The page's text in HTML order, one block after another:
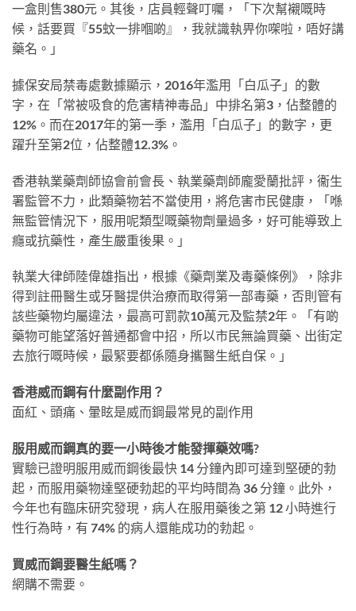
一盒則售380元。其後，店員輕聲叮囑，「下次幫襯嘅時
候，話要買『55蚊一排嗰啲』，我就識執畀你㗎啦，唔好講
藥名。」
據保安局禁毒處數據顯示，2016年濫用「白瓜子」的數
字，在「常被吸食的危害精神毒品」中排名第3，佔整體的
12%。而在2017年的第一季，濫用「白瓜子」的數字，更
躍升至第2位，佔整體12.3%。
香港執業藥劑師協會前會長、執業藥劑師龐愛蘭批評，衞生
署監管不力，此類藥物若不當使用，將危害市民健康，「喺
無監管情況下，服用呢類型嘅藥物劑量過多，好可能導致上
癮或抗藥性，產生嚴重後果。」
執業大律師陸偉雄指出，根據《藥劑業及毒藥條例》，除非
得到註冊醫生或牙醫提供治療而取得第一部毒藥，否則管有
該些藥物均屬違法，最高可罰款10萬元及監禁2年。「有啲
藥物可能望落好普通都會中招，所以市民無論買藥、出街定
去旅行嘅時候，最緊要都係隨身攜醫生紙自保。」
香港威而鋼有什麼副作用？
面紅、頭痛、暈眩是威而鋼最常見的副作用
服用威而鋼真的要一小時後才能發揮藥效嗎?
實驗已證明服用威而鋼後最快 14 分鐘內即可達到堅硬的勃
起，而服用藥物達堅硬勃起的平均時間為 36 分鐘。此外，
今年也有臨床研究發現，病人在服用藥後之第 12 小時進行
性行為時，有 74% 的病人還能成功的勃起。
買威而鋼要醫生紙嗎？
網購不需要。